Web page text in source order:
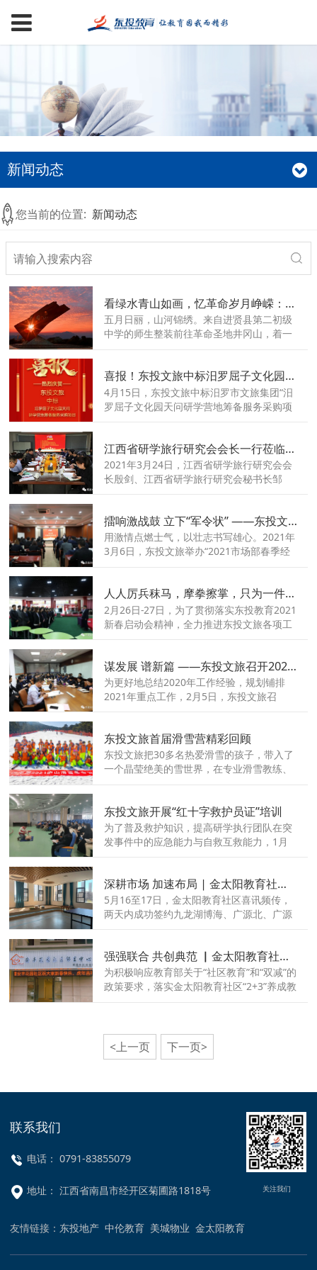
新闻动态
您当前的位置: 新闻动态
看绿水青山如画，忆革命岁月峥嵘：进贤县第二初级中学井冈山圣地研学传薪火！
五月日丽，山河锦绣。来自进贤县第二初级
中学的师生整装前往革命圣地井冈山，着一
传承不息的革命情怀和思想光辉。
喜报！东投文旅中标汨罗屈子文化园研学项目
4月15日，东投文旅中标汨罗市文旅集团“汨
罗屈子文化园天问研学营地筹备服务采购项
作。
江西省研学旅行研究会会长一行莅临东投文旅视察指导
2021年3月24日，江西省研学旅行研究会会
长殷剑、江西省研学旅行研究会秘书长邹
投教育总经理柏成刚等人共话江西研学旅行
发展，推进江西研学旅行资源相融相通。
擂响激战鼓 立下“军令状” ——东投文旅举办2021春季经营启动会
用激情点燃士气，以壮志书写雄心。2021年
3月6日，东投文旅举办“2021市场部春季经
战火，以高昂斗志和饱满热情冲刺新篇章。
人人厉兵秣马，摩拳擦掌，只为一件事！
2月26日-27日，为了贯彻落实东投教育2021
新春启动会精神，全力推进东投文旅各项工
开展了“2021年研学实践全程标准化执行培
训班”。
谋发展 谱新篇 ——东投文旅召开2021年度经营会
为更好地总结2020年工作经验，规划铺排
2021年重点工作，2月5日，东投文旅召
流，进一步统一思想、凝聚共识，汇聚促进
东投文旅发展的强大力量。
东投文旅首届滑雪营精彩回顾
东投文旅把30多名热爱滑雪的孩子，带入了
一个晶莹绝美的雪世界，在专业滑雪教练、
索，每一个孩子都将秒变雪场健将，更是收
获勇敢挑战的体育精神。
东投文旅开展“红十字救护员证”培训
为了普及救护知识，提高研学执行团队在突
发事件中的应急能力与自救互救能力，1月
训特邀请江西省红十字会应急救护讲师进行
现场实操讲解和考核。
深耕市场 加速布局 | 金太阳教育社区成功签约九龙湖三个社区！
5月16至17日，金太阳教育社区喜讯频传，
两天内成功签约九龙湖博海、广源北、广源
城南昌的战略布局全面提速。
强强联合 共创典范 ▏金太阳教育社区&安丰花园社区正式签约
为积极响应教育部关于“社区教育”和“双减”的
政策要求，落实金太阳教育社区“2+3”养成教
同打造“我为群众办实事”社区教育服务中
心。
<上一页 下一页>
联系我们
电话： 0791-83855079
地址： 江西省南昌市经开区菊圃路1818号 关注我们
友情链接： 东投地产 中伦教育 美城物业 金太阳教育